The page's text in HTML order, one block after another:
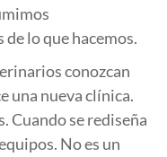
lo que hacemos.
conozcan
una nueva clínica.
Cuando se rediseña
No es un